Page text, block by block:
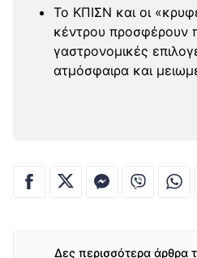
Το ΚΠΙΣΝ και οι
κέντρου προσφέρουν
γαστρονομικές
ατμόσφαιρα και
Δες περισσότερα άρθρα